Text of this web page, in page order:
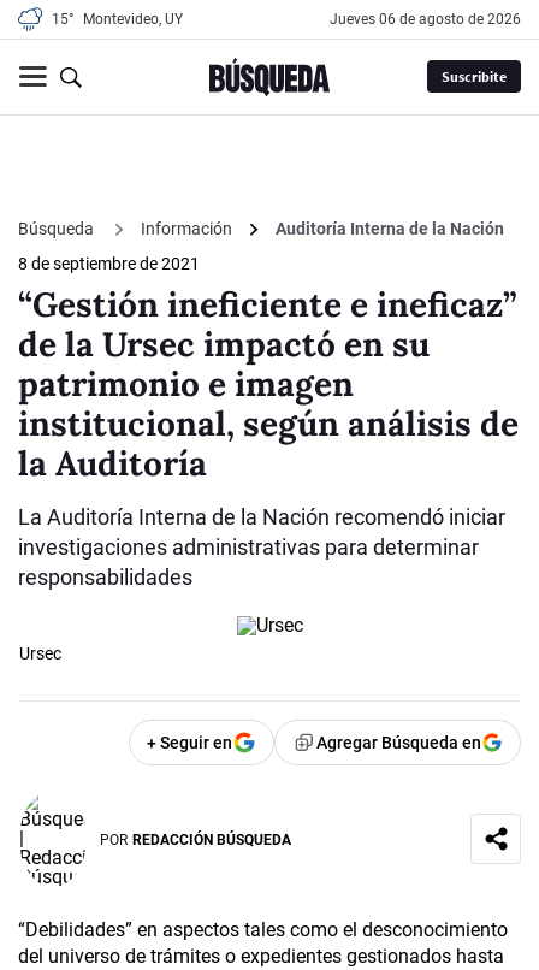
15° Montevideo, UY jueves 06 de agosto de 2026
Suscribite
Búsqueda Información
Auditoría Interna de la Nación
8 de septiembre de 2021
“Gestión ineficiente e ineficaz”
de la Ursec impactó en su
patrimonio e imagen
institucional, según análisis de
la Auditoría
La Auditoría Interna de la Nación recomendó iniciar
investigaciones administrativas para determinar
responsabilidades
Ursec
+ Seguir en Agregar Búsqueda en
POR REDACCIÓN BÚSQUEDA
“Debilidades” en aspectos tales como el desconocimiento
del universo de trámites o expedientes gestionados hasta